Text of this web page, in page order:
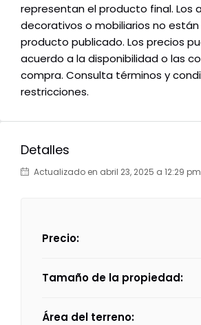
representan el producto final. Los
decorativos o mobiliarios no están
producto publicado. Los precios
acuerdo a la disponibilidad o las
compra. Consulta términos y
restricciones.
Detalles
Actualizado en abril 23, 2025 a 12:29 pm
Precio:
Tamaño de la propiedad:
Área del terreno: